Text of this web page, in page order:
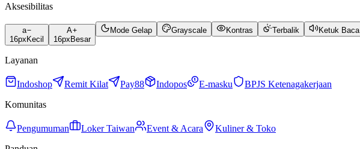
Aksesibilitas
a
16px Kecil
A
16px Besar
Mode Gelap Grayscale Kontras Terbalik Ketuk Baca
Layanan
Indoshop Remit Kilat Pay88 Indopos E-masku
BPJS Ketenagakerjaan
Komunitas
Pengumuman Loker Taiwan Event & Acara
Kuliner & Toko